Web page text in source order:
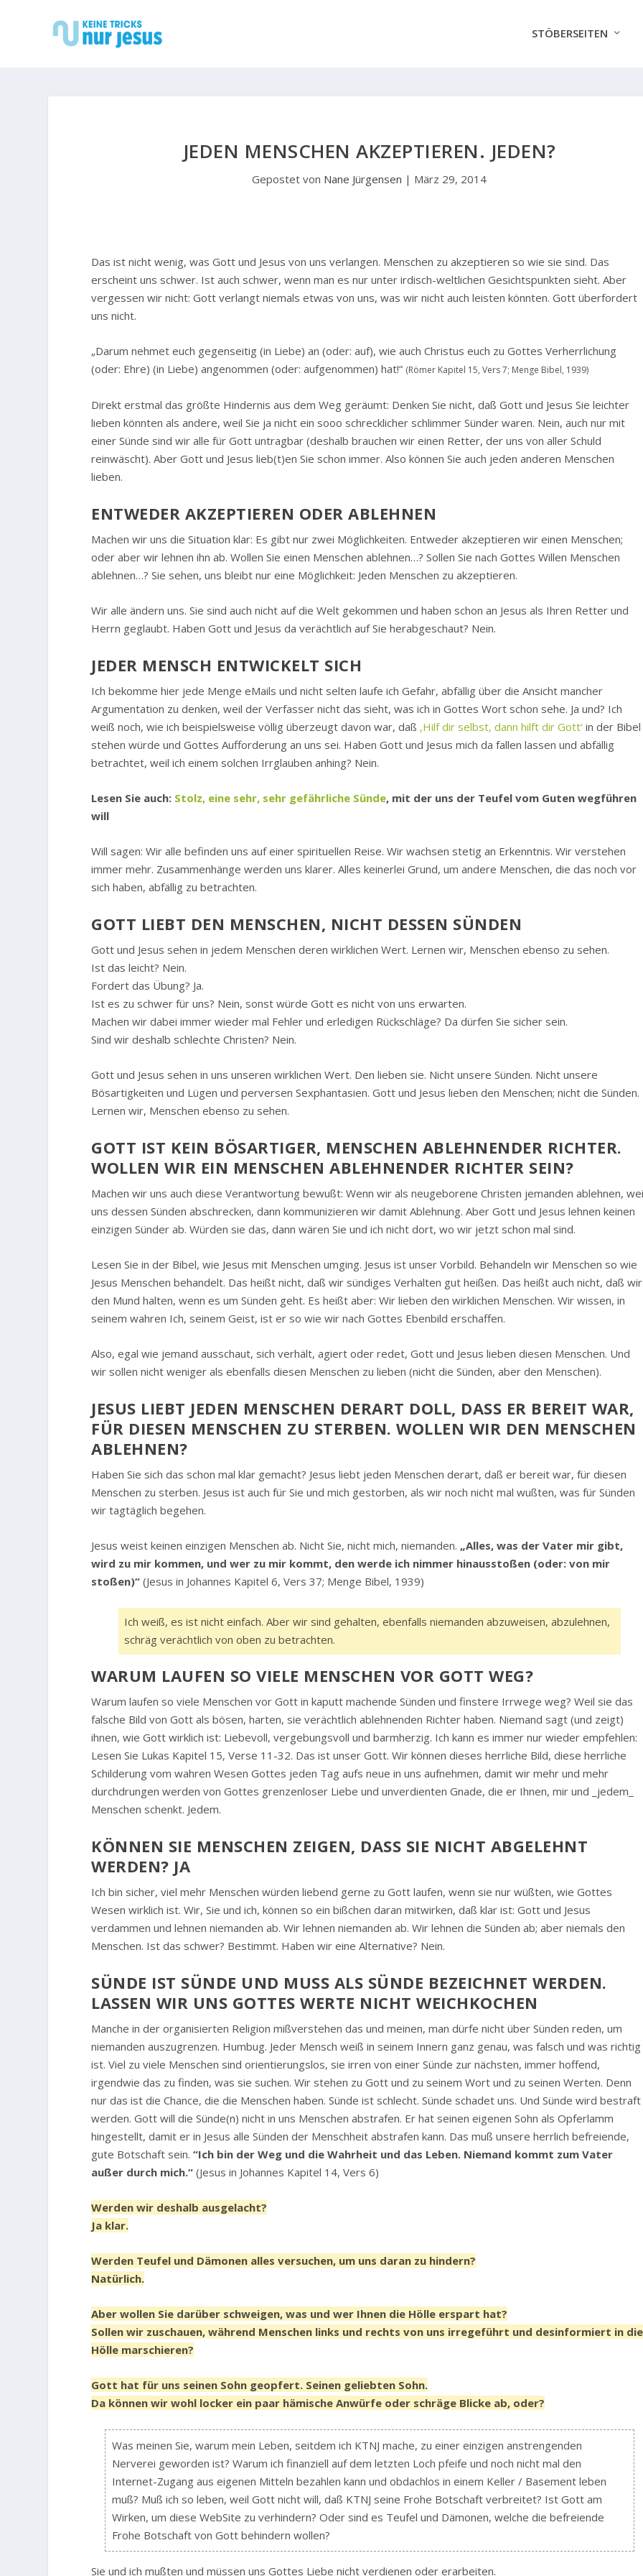
STÖBERSEITEN
JEDEN MENSCHEN AKZEPTIEREN. JEDEN?
Gepostet von Nane Jürgensen | März 29, 2014
Das ist nicht wenig, was Gott und Jesus von uns verlangen. Menschen zu akzeptieren so wie sie sind. Das
erscheint uns schwer. Ist auch schwer, wenn man es nur unter irdisch-weltlichen Gesichtspunkten sieht. Aber
vergessen wir nicht: Gott verlangt niemals etwas von uns, was wir nicht auch leisten könnten. Gott überfordert
uns nicht.
„Darum nehmet euch gegenseitig (in Liebe) an (oder: auf), wie auch Christus euch zu Gottes Verherrlichung
(oder: Ehre) (in Liebe) angenommen (oder: aufgenommen) hat!“ (Römer Kapitel 15, Vers 7; Menge Bibel, 1939)
Direkt erstmal das größte Hindernis aus dem Weg geräumt: Denken Sie nicht, daß Gott und Jesus Sie leichter
lieben könnten als andere, weil Sie ja nicht ein sooo schrecklicher schlimmer Sünder waren. Nein, auch nur mit
einer Sünde sind wir alle für Gott untragbar (deshalb brauchen wir einen Retter, der uns von aller Schuld
reinwäscht). Aber Gott und Jesus lieb(t)en Sie schon immer. Also können Sie auch jeden anderen Menschen
lieben.
ENTWEDER AKZEPTIEREN ODER ABLEHNEN
Machen wir uns die Situation klar: Es gibt nur zwei Möglichkeiten. Entweder akzeptieren wir einen Menschen;
oder aber wir lehnen ihn ab. Wollen Sie einen Menschen ablehnen…? Sollen Sie nach Gottes Willen Menschen
ablehnen…? Sie sehen, uns bleibt nur eine Möglichkeit: Jeden Menschen zu akzeptieren.
Wir alle ändern uns. Sie sind auch nicht auf die Welt gekommen und haben schon an Jesus als Ihren Retter und
Herrn geglaubt. Haben Gott und Jesus da verächtlich auf Sie herabgeschaut? Nein.
JEDER MENSCH ENTWICKELT SICH
Ich bekomme hier jede Menge eMails und nicht selten laufe ich Gefahr, abfällig über die Ansicht mancher
Argumentation zu denken, weil der Verfasser nicht das sieht, was ich in Gottes Wort schon sehe. Ja und? Ich
weiß noch, wie ich beispielsweise völlig überzeugt davon war, daß ‚Hilf dir selbst, dann hilft dir Gott‘ in der Bibel
stehen würde und Gottes Aufforderung an uns sei. Haben Gott und Jesus mich da fallen lassen und abfällig
betrachtet, weil ich einem solchen Irrglauben anhing? Nein.
Lesen Sie auch: Stolz, eine sehr, sehr gefährliche Sünde, mit der uns der Teufel vom Guten wegführen
will
Will sagen: Wir alle befinden uns auf einer spirituellen Reise. Wir wachsen stetig an Erkenntnis. Wir verstehen
immer mehr. Zusammenhänge werden uns klarer. Alles keinerlei Grund, um andere Menschen, die das noch vor
sich haben, abfällig zu betrachten.
GOTT LIEBT DEN MENSCHEN, NICHT DESSEN SÜNDEN
Gott und Jesus sehen in jedem Menschen deren wirklichen Wert. Lernen wir, Menschen ebenso zu sehen.
Ist das leicht? Nein.
Fordert das Übung? Ja.
Ist es zu schwer für uns? Nein, sonst würde Gott es nicht von uns erwarten.
Machen wir dabei immer wieder mal Fehler und erledigen Rückschläge? Da dürfen Sie sicher sein.
Sind wir deshalb schlechte Christen? Nein.
Gott und Jesus sehen in uns unseren wirklichen Wert. Den lieben sie. Nicht unsere Sünden. Nicht unsere
Bösartigkeiten und Lügen und perversen Sexphantasien. Gott und Jesus lieben den Menschen; nicht die Sünden.
Lernen wir, Menschen ebenso zu sehen.
GOTT IST KEIN BÖSARTIGER, MENSCHEN ABLEHNENDER RICHTER.
WOLLEN WIR EIN MENSCHEN ABLEHNENDER RICHTER SEIN?
Machen wir uns auch diese Verantwortung bewußt: Wenn wir als neugeborene Christen jemanden ablehnen,
uns dessen Sünden abschrecken, dann kommunizieren wir damit Ablehnung. Aber Gott und Jesus lehnen keinen
einzigen Sünder ab. Würden sie das, dann wären Sie und ich nicht dort, wo wir jetzt schon mal sind.
Lesen Sie in der Bibel, wie Jesus mit Menschen umging. Jesus ist unser Vorbild. Behandeln wir Menschen so wie
Jesus Menschen behandelt. Das heißt nicht, daß wir sündiges Verhalten gut heißen. Das heißt auch nicht, daß wir
den Mund halten, wenn es um Sünden geht. Es heißt aber: Wir lieben den wirklichen Menschen. Wir wissen, in
seinem wahren Ich, seinem Geist, ist er so wie wir nach Gottes Ebenbild erschaffen.
Also, egal wie jemand ausschaut, sich verhält, agiert oder redet, Gott und Jesus lieben diesen Menschen. Und
wir sollen nicht weniger als ebenfalls diesen Menschen zu lieben (nicht die Sünden, aber den Menschen).
JESUS LIEBT JEDEN MENSCHEN DERART DOLL, DASS ER BEREIT WAR, F
ÜR DIESEN MENSCHEN ZU STERBEN. WOLLEN WIR DEN MENSCHEN A
BLEHNEN?
Haben Sie sich das schon mal klar gemacht? Jesus liebt jeden Menschen derart, daß er bereit war, für diesen
Menschen zu sterben. Jesus ist auch für Sie und mich gestorben, als wir noch nicht mal wußten, was für Sünden
wir tagtäglich begehen.
Jesus weist keinen einzigen Menschen ab. Nicht Sie, nicht mich, niemanden. „Alles, was der Vater mir gibt,
wird zu mir kommen, und wer zu mir kommt, den werde ich nimmer hinausstoßen (oder: von mir
stoßen)“ (Jesus in Johannes Kapitel 6, Vers 37; Menge Bibel, 1939)
Ich weiß, es ist nicht einfach. Aber wir sind gehalten, ebenfalls niemanden abzuweisen, abzulehnen,
schräg verächtlich von oben zu betrachten.
WARUM LAUFEN SO VIELE MENSCHEN VOR GOTT WEG?
Warum laufen so viele Menschen vor Gott in kaputt machende Sünden und finstere Irrwege weg? Weil sie das
falsche Bild von Gott als bösen, harten, sie verächtlich ablehnenden Richter haben. Niemand sagt (und zeigt)
ihnen, wie Gott wirklich ist: Liebevoll, vergebungsvoll und barmherzig. Ich kann es immer nur wieder empfehlen:
Lesen Sie Lukas Kapitel 15, Verse 11-32. Das ist unser Gott. Wir können dieses herrliche Bild, diese herrliche
Schilderung vom wahren Wesen Gottes jeden Tag aufs neue in uns aufnehmen, damit wir mehr und mehr
durchdrungen werden von Gottes grenzenloser Liebe und unverdienten Gnade, die er Ihnen, mir und _jedem_
Menschen schenkt. Jedem.
KÖNNEN SIE MENSCHEN ZEIGEN, DASS SIE NICHT ABGELEHNT W
ERDEN? JA
Ich bin sicher, viel mehr Menschen würden liebend gerne zu Gott laufen, wenn sie nur wüßten, wie Gottes
Wesen wirklich ist. Wir, Sie und ich, können so ein bißchen daran mitwirken, daß klar ist: Gott und Jesus
verdammen und lehnen niemanden ab. Wir lehnen niemanden ab. Wir lehnen die Sünden ab; aber niemals den
Menschen. Ist das schwer? Bestimmt. Haben wir eine Alternative? Nein.
SÜNDE IST SÜNDE UND MUSS ALS SÜNDE BEZEICHNET WERDEN. L
ASSEN WIR UNS GOTTES WERTE NICHT WEICHKOCHEN
Manche in der organisierten Religion mißverstehen das und meinen, man dürfe nicht über Sünden reden, um
niemanden auszugrenzen. Humbug. Jeder Mensch weiß in seinem Innern ganz genau, was falsch und was richtig
ist. Viel zu viele Menschen sind orientierungslos, sie irren von einer Sünde zur nächsten, immer hoffend,
irgendwie das zu finden, was sie suchen. Wir stehen zu Gott und zu seinem Wort und zu seinen Werten. Denn
nur das ist die Chance, die die Menschen haben. Sünde ist schlecht. Sünde schadet uns. Und Sünde wird bestraft
werden. Gott will die Sünde(n) nicht in uns Menschen abstrafen. Er hat seinen eigenen Sohn als Opferlamm
hingestellt, damit er in Jesus alle Sünden der Menschheit abstrafen kann. Das muß unsere herrlich befreiende,
gute Botschaft sein.“Ich bin der Weg und die Wahrheit und das Leben. Niemand kommt zum Vater
außer durch mich.“ (Jesus in Johannes Kapitel 14, Vers 6)
Werden wir deshalb ausgelacht?
Ja klar.
Werden Teufel und Dämonen alles versuchen, um uns daran zu hindern?
Natürlich.
Aber wollen Sie darüber schweigen, was und wer Ihnen die Hölle erspart hat?
Sollen wir zuschauen, während Menschen links und rechts von uns irregeführt und desinformiert in die
Hölle marschieren?
Gott hat für uns seinen Sohn geopfert. Seinen geliebten Sohn.
Da können wir wohl locker ein paar hämische Anwürfe oder schräge Blicke ab, oder?
Was meinen Sie, warum mein Leben, seitdem ich KTNJ mache, zu einer einzigen anstrengenden
Nerverei geworden ist? Warum ich finanziell auf dem letzten Loch pfeife und noch nicht mal den
Internet-Zugang aus eigenen Mitteln bezahlen kann und obdachlos in einem Keller / Basement leben
muß? Muß ich so leben, weil Gott nicht will, daß KTNJ seine Frohe Botschaft verbreitet? Ist Gott am
Wirken, um diese WebSite zu verhindern? Oder sind es Teufel und Dämonen, welche die befreiende
Frohe Botschaft von Gott behindern wollen?
Sie und ich mußten und müssen uns Gottes Liebe nicht verdienen oder erarbeiten.